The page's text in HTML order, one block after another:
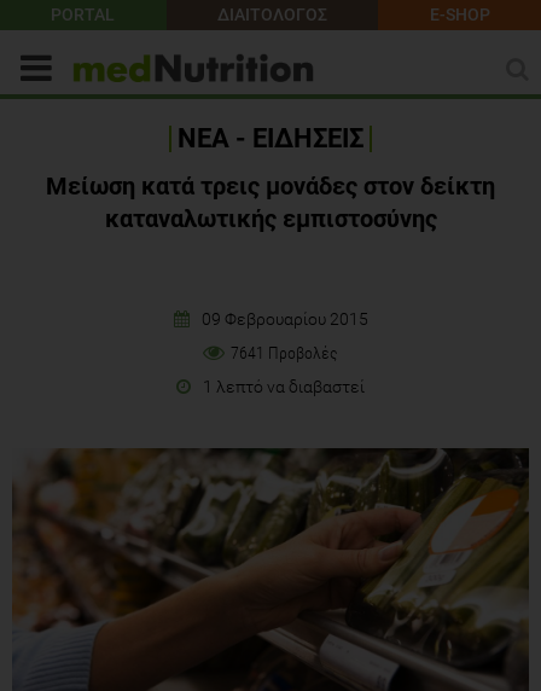
PORTAL ΔΙΑΙΤΟΛΟΓΟΣ E-SHOP
ΝΕΑ - ΕΙΔΗΣΕΙΣ
Μείωση κατά τρεις μονάδες στον δείκτη
καταναλωτικής εμπιστοσύνης
09 Φεβρουαρίου 2015
7641 Προβολές
1 λεπτό να διαβαστεί